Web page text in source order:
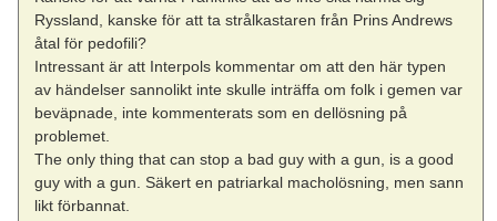
Ryssland, kanske för att ta strålkastaren från Prins Andrews
åtal för pedofili?
Intressant är att Interpols kommentar om att den här typen
av händelser sannolikt inte skulle inträffa om folk i gemen var
beväpnade, inte kommenterats som en dellösning på
problemet.
The only thing that can stop a bad guy with a gun, is a good
guy with a gun. Säkert en patriarkal macholösning, men sann
likt förbannat.